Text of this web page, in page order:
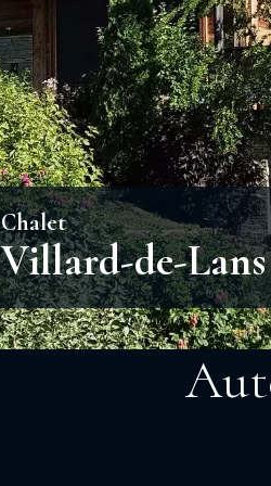
Chalet
Villard-de-Lans